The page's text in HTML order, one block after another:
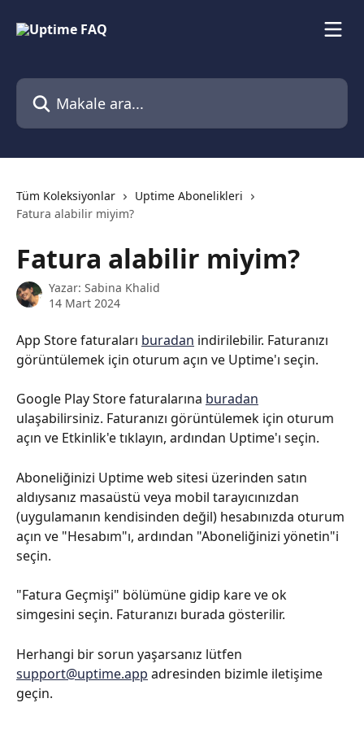
Makale ara...
Tüm Koleksiyonlar
Uptime Abonelikleri
Fatura alabilir miyim?
Fatura alabilir miyim?
Yazar: Sabina Khalid
14 Mart 2024
App Store faturaları buradan indirilebilir. Faturanızı
görüntülemek için oturum açın ve Uptime'ı seçin.
Google Play Store faturalarına buradan
ulaşabilirsiniz. Faturanızı görüntülemek için oturum
açın ve Etkinlik'e tıklayın, ardından Uptime'ı seçin.
Aboneliğinizi Uptime web sitesi üzerinden satın
aldıysanız masaüstü veya mobil tarayıcınızdan
(uygulamanın kendisinden değil) hesabınızda oturum
açın ve "Hesabım"ı, ardından "Aboneliğinizi yönetin"i
seçin.
"Fatura Geçmişi" bölümüne gidip kare ve ok
simgesini seçin. Faturanızı burada gösterilir.
Herhangi bir sorun yaşarsanız lütfen
support@uptime.app adresinden bizimle iletişime
geçin.